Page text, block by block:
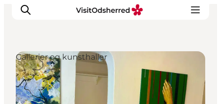
DET SKER
OPLEV
Gallerier og kunsthaller